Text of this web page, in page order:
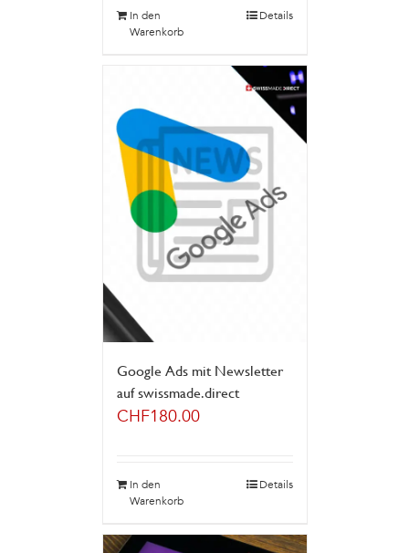
In den
Warenkorb
Details
Google Ads mit Newsletter
auf swissmade.direct
CHF180.00
In den
Warenkorb
Details